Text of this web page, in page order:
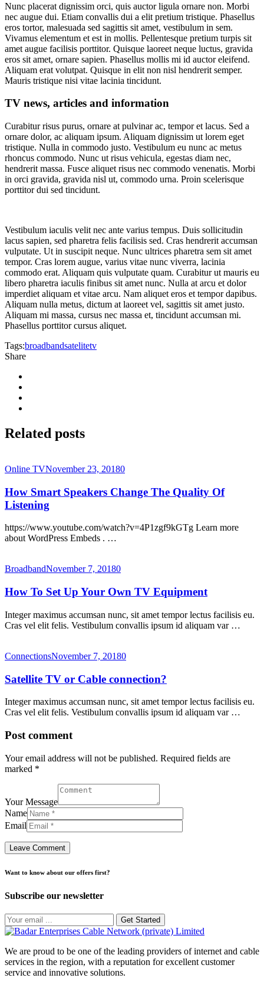
Nunc placerat dignissim orci, quis auctor ligula ornare non. Morbi
nec augue dui. Etiam convallis dui a elit pretium tristique. Phasellus
eros tortor, malesuada sed sagittis sit amet, vestibulum in sem.
Vivamus elementum et est in mollis. Pellentesque pretium turpis sit
amet augue facilisis porttitor. Quisque laoreet neque luctus, gravida
eros sit amet, ornare sapien. Phasellus mollis mi id auctor eleifend.
Aliquam erat volutpat. Quisque in elit non nisl hendrerit semper.
Mauris tristique nisi vitae lacinia tincidunt.
TV news, articles and information
Curabitur risus purus, ornare at pulvinar ac, tempor et lacus. Sed a
ornare dolor, ac aliquam ipsum. Aliquam dignissim ut lorem eget
tristique. Nulla in commodo justo. Vestibulum eu nunc ac metus
rhoncus commodo. Nunc ut risus vehicula, egestas diam nec,
hendrerit massa. Fusce aliquet risus nec commodo venenatis. Morbi
in orci gravida, gravida nisl ut, commodo urna. Proin scelerisque
porttitor dui sed tincidunt.
Vestibulum iaculis velit nec ante varius tempus. Duis sollicitudin
lacus sapien, sed pharetra felis facilisis sed. Cras hendrerit accumsan
vulputate. Ut in suscipit neque. Nunc ultrices pharetra sem sit amet
tempor. Cras lorem augue, varius vitae nunc viverra, lacinia
commodo erat. Aliquam quis vulputate quam. Curabitur ut mauris eu
libero pharetra iaculis finibus sit amet nunc. Nulla at arcu et dolor
imperdiet aliquam et vitae arcu. Nam aliquet eros et tempor dapibus.
Aliquam nulla metus, dictum at laoreet vel, sagittis sit amet justo.
Aliquam mi massa, cursus nec massa et, tincidunt accumsan mi.
Phasellus porttitor cursus aliquet.
Tags:broadbandsatelitetv
Share
Related posts
Online TVNovember 23, 20180
How Smart Speakers Change The Quality Of
Listening
https://www.youtube.com/watch?v=4P1zgf9kGTg Learn more
about WordPress Embeds . …
BroadbandNovember 7, 20180
How To Set Up Your Own TV Equipment
Integer maximus accumsan nunc, sit amet tempor lectus facilisis eu.
Cras vel elit felis. Vestibulum convallis ipsum id aliquam var …
ConnectionsNovember 7, 20180
Satellite TV or Cable connection?
Integer maximus accumsan nunc, sit amet tempor lectus facilisis eu.
Cras vel elit felis. Vestibulum convallis ipsum id aliquam var …
Post comment
Your email address will not be published. Required fields are
marked *
Your Message
Name
Email
Want to know about our offers first?
Subscribe our newsletter
Get Started
We are proud to be one of the leading providers of internet and cable
services in the region, with a reputation for excellent customer
service and innovative solutions.